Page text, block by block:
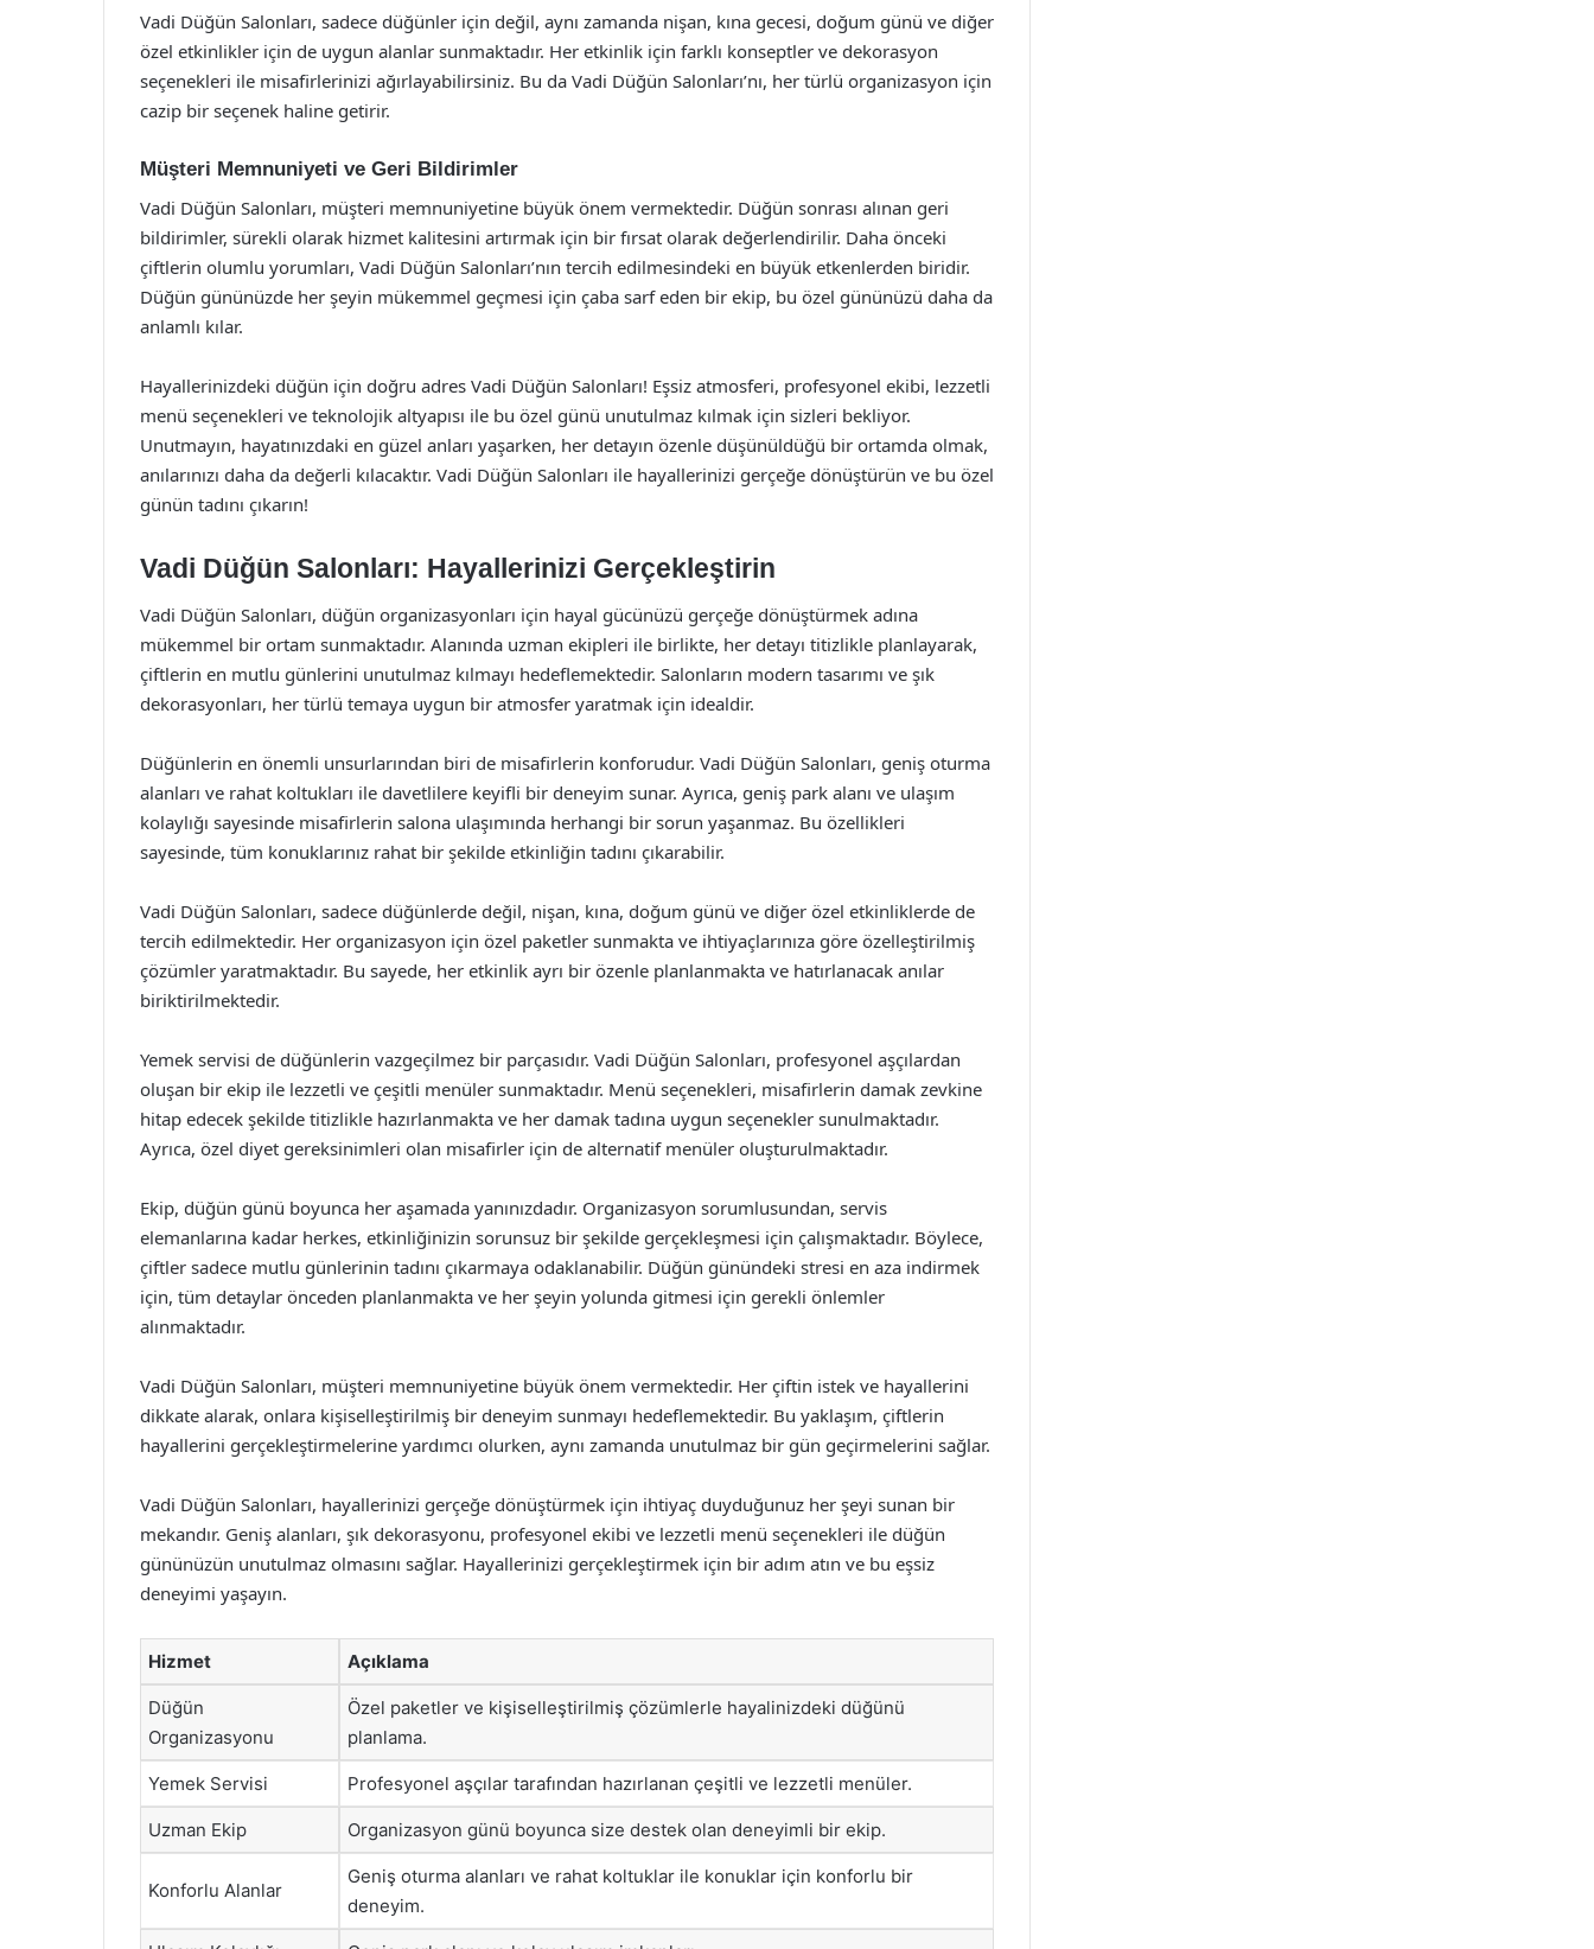
Vadi Düğün Salonları, sadece düğünler için değil, aynı zamanda nişan, kına gecesi, doğum günü ve diğer
özel etkinlikler için de uygun alanlar sunmaktadır. Her etkinlik için farklı konseptler ve dekorasyon
seçenekleri ile misafirlerinizi ağırlayabilirsiniz. Bu da Vadi Düğün Salonları’nı, her türlü organizasyon için
cazip bir seçenek haline getirir.
Müşteri Memnuniyeti ve Geri Bildirimler
Vadi Düğün Salonları, müşteri memnuniyetine büyük önem vermektedir. Düğün sonrası alınan geri
bildirimler, sürekli olarak hizmet kalitesini artırmak için bir fırsat olarak değerlendirilir. Daha önceki
çiftlerin olumlu yorumları, Vadi Düğün Salonları’nın tercih edilmesindeki en büyük etkenlerden biridir.
Düğün gününüzde her şeyin mükemmel geçmesi için çaba sarf eden bir ekip, bu özel gününüzü daha da
anlamlı kılar.
Hayallerinizdeki düğün için doğru adres Vadi Düğün Salonları! Eşsiz atmosferi, profesyonel ekibi, lezzetli
menü seçenekleri ve teknolojik altyapısı ile bu özel günü unutulmaz kılmak için sizleri bekliyor.
Unutmayın, hayatınızdaki en güzel anları yaşarken, her detayın özenle düşünüldüğü bir ortamda olmak,
anılarınızı daha da değerli kılacaktır. Vadi Düğün Salonları ile hayallerinizi gerçeğe dönüştürün ve bu özel
günün tadını çıkarın!
Vadi Düğün Salonları: Hayallerinizi Gerçekleştirin
Vadi Düğün Salonları, düğün organizasyonları için hayal gücünüzü gerçeğe dönüştürmek adına
mükemmel bir ortam sunmaktadır. Alanında uzman ekipleri ile birlikte, her detayı titizlikle planlayarak,
çiftlerin en mutlu günlerini unutulmaz kılmayı hedeflemektedir. Salonların modern tasarımı ve şık
dekorasyonları, her türlü temaya uygun bir atmosfer yaratmak için idealdir.
Düğünlerin en önemli unsurlarından biri de misafirlerin konforudur. Vadi Düğün Salonları, geniş oturma
alanları ve rahat koltukları ile davetlilere keyifli bir deneyim sunar. Ayrıca, geniş park alanı ve ulaşım
kolaylığı sayesinde misafirlerin salona ulaşımında herhangi bir sorun yaşanmaz. Bu özellikleri
sayesinde, tüm konuklarınız rahat bir şekilde etkinliğin tadını çıkarabilir.
Vadi Düğün Salonları, sadece düğünlerde değil, nişan, kına, doğum günü ve diğer özel etkinliklerde de
tercih edilmektedir. Her organizasyon için özel paketler sunmakta ve ihtiyaçlarınıza göre özelleştirilmiş
çözümler yaratmaktadır. Bu sayede, her etkinlik ayrı bir özenle planlanmakta ve hatırlanacak anılar
biriktirilmektedir.
Yemek servisi de düğünlerin vazgeçilmez bir parçasıdır. Vadi Düğün Salonları, profesyonel aşçılardan
oluşan bir ekip ile lezzetli ve çeşitli menüler sunmaktadır. Menü seçenekleri, misafirlerin damak zevkine
hitap edecek şekilde titizlikle hazırlanmakta ve her damak tadına uygun seçenekler sunulmaktadır.
Ayrıca, özel diyet gereksinimleri olan misafirler için de alternatif menüler oluşturulmaktadır.
Ekip, düğün günü boyunca her aşamada yanınızdadır. Organizasyon sorumlusundan, servis
elemanlarına kadar herkes, etkinliğinizin sorunsuz bir şekilde gerçekleşmesi için çalışmaktadır. Böylece,
çiftler sadece mutlu günlerinin tadını çıkarmaya odaklanabilir. Düğün günündeki stresi en aza indirmek
için, tüm detaylar önceden planlanmakta ve her şeyin yolunda gitmesi için gerekli önlemler
alınmaktadır.
Vadi Düğün Salonları, müşteri memnuniyetine büyük önem vermektedir. Her çiftin istek ve hayallerini
dikkate alarak, onlara kişiselleştirilmiş bir deneyim sunmayı hedeflemektedir. Bu yaklaşım, çiftlerin
hayallerini gerçekleştirmelerine yardımcı olurken, aynı zamanda unutulmaz bir gün geçirmelerini sağlar.
Vadi Düğün Salonları, hayallerinizi gerçeğe dönüştürmek için ihtiyaç duyduğunuz her şeyi sunan bir
mekandır. Geniş alanları, şık dekorasyonu, profesyonel ekibi ve lezzetli menü seçenekleri ile düğün
gününüzün unutulmaz olmasını sağlar. Hayallerinizi gerçekleştirmek için bir adım atın ve bu eşsiz
deneyimi yaşayın.
Hizmet Açıklama
Düğün
Organizasyonu
Özel paketler ve kişiselleştirilmiş çözümlerle hayalinizdeki düğünü
planlama.
Yemek Servisi Profesyonel aşçılar tarafından hazırlanan çeşitli ve lezzetli menüler.
Uzman Ekip Organizasyon günü boyunca size destek olan deneyimli bir ekip.
Konforlu Alanlar
Geniş oturma alanları ve rahat koltuklar ile konuklar için konforlu bir
deneyim.